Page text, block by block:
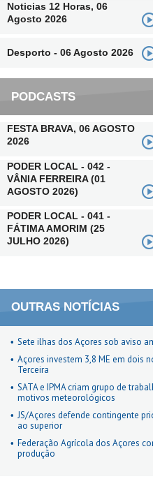
Noticias 12 Horas, 06
Agosto 2026
Desporto - 06 Agosto 2026
PODCASTS
FESTA BRAVA, 06 AGOSTO
2026
PODER LOCAL - 042 -
VÂNIA FERREIRA (01
AGOSTO 2026)
PODER LOCAL - 041 -
FÁTIMA AMORIM (25
JULHO 2026)
OUTRAS NOTÍCIAS
Sete ilhas dos Açores sob aviso
Açores investem 3,8 ME em dois
Terceira
SATA e IPMA criam grupo de
motivos meteorológicos
JS/Açores defende contingente
ao superior
Federação Agrícola dos Açores
produção